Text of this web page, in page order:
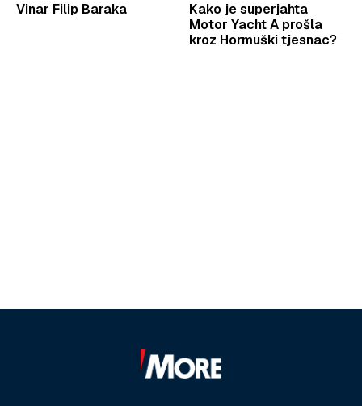
Vinar Filip Baraka
Kako je superjahta
Motor Yacht A prošla
kroz Hormuški tjesnac?